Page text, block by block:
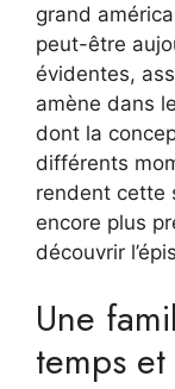
grand
peut-être
évidentes,
amène dans
dont la
différents
rendent cette
encore plus
découvrir
Une
temps